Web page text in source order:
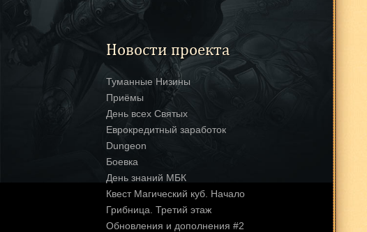
Новости проекта
Туманные Низины
Приёмы
День всех Святых
Еврокредитный заработок
Dungeon
Боевка
День знаний МБК
Квест Магический куб. Начало
Грибница. Третий этаж
Обновления и дополнения #2